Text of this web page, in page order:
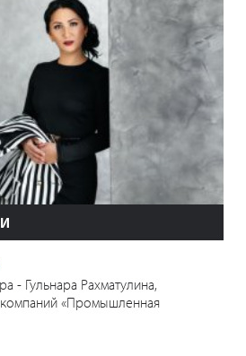
- Гульнара Рахматулина,
«Промышленная